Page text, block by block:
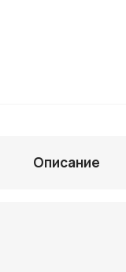
Описание